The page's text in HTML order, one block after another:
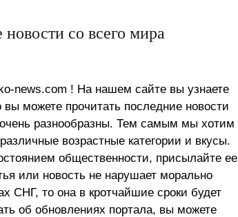
со всего мира
news.com ! На нашем сайте вы узнаете
можете прочитать последние новости
разнообразны. Тем самым мы хотим
возрастные категории и вкусы.
общественности, присылайте ее
или новость не нарушает морально
СНГ, то она в кротчайшие сроки будет
об обновлениях портала, вы можете